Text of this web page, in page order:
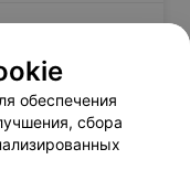
обеспечения
сбора